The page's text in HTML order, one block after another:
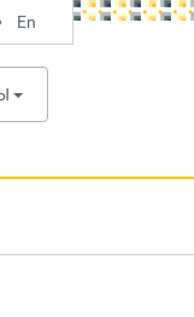
Версия
для
слабовидящих
En
English